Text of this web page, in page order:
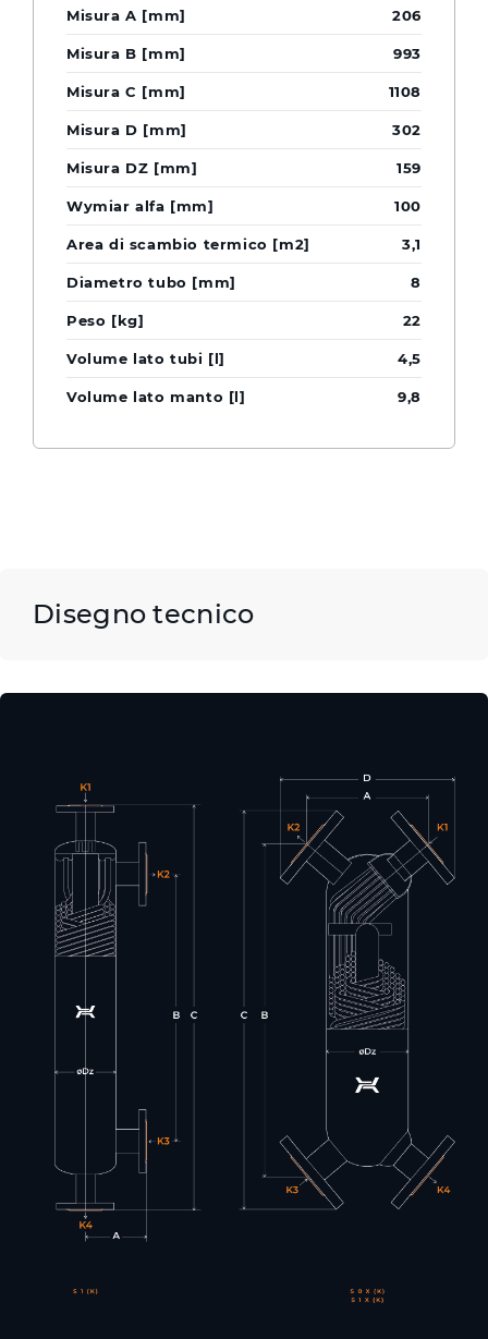
206
993
1108
302
159
100
3,1
8
22
4,5
9,8
Disegno tecnico